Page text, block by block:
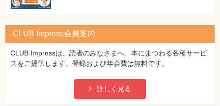
12.1 インクルードと標準アクションタグ
12.2 EL式
12.3 JSTL
12.4 この章のまとめ
12.6 練習問題の解答
第13章 JDBCプログラムとDAOパターン
[正]
10 out.println("<body>")
※以降行番号1行ずつ繰り下がり
103ページ サーブレットクラスの定義方法について（1つ目
CLUB Impress会員案内
CLUB Impressは、読者のみなさまへ、本にまつわる各種サービ
スをご提供します。登録および年会費は無料です。
詳しく見る